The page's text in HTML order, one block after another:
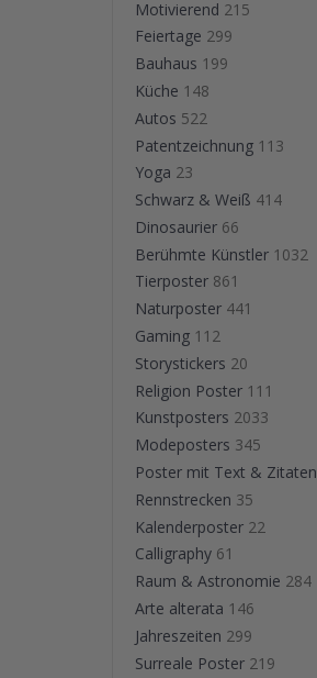
Motivierend 215
Feiertage 299
Bauhaus 199
Küche 148
Autos 522
Patentzeichnung 113
Yoga 23
Schwarz & Weiß 414
Dinosaurier 66
Berühmte Künstler 1032
Tierposter 861
Naturposter 441
Gaming 112
Storystickers 20
Religion Poster 111
Kunstposters 2033
Modeposters 345
Poster mit Text & Zitaten
Rennstrecken 35
Kalenderposter 22
Calligraphy 61
Raum & Astronomie 284
Arte alterata 146
Jahreszeiten 299
Surreale Poster 219